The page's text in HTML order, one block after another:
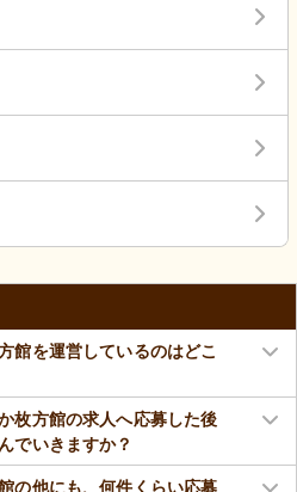
館を運営しているのはどこ
枚方館の求人へ応募した後
でいきますか？
の他にも、何件くらい応募